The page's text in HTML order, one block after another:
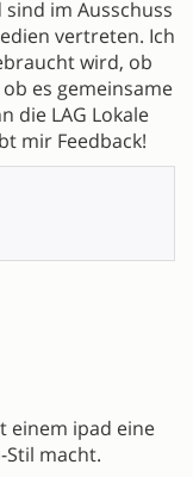
im Ausschuss
vertreten. Ich
wird, ob
es gemeinsame
die LAG Lokale
mir Feedback!
einem ipad eine
macht.